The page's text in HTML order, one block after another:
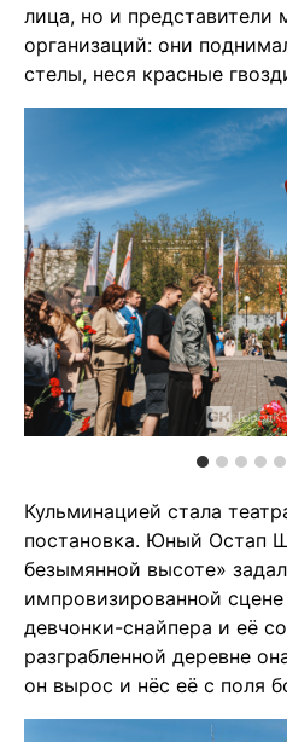
лица, но и представители
организаций: они
стелы, неся красные
Кульминацией стала
постановка. Юный Остап
безымянной высоте»
импровизированной
девчонки-снайпера и её
разграбленной деревне
он вырос и нёс её с поля